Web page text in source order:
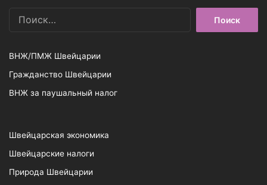
ВНЖ/ПМЖ Швейцарии
Гражданство Швейцарии
ВНЖ за паушальный налог
Швейцарская экономика
Швейцарские налоги
Природа Швейцарии